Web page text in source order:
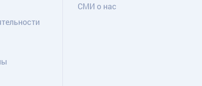
СМИ о нас